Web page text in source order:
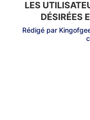
LES
DÉSIRÉES
Rédigé par